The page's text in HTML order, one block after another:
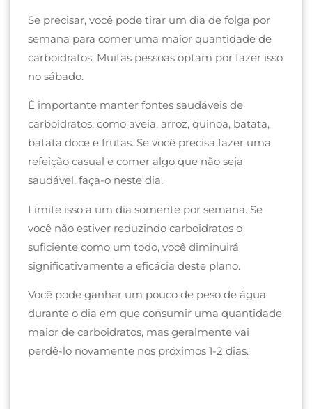
Se precisar, você pode tirar um dia de folga por
semana para comer uma maior quantidade de
carboidratos. Muitas pessoas optam por fazer isso
no sábado.
É importante manter fontes saudáveis ​​de
carboidratos, como aveia, arroz, quinoa, batata,
batata doce e frutas. Se você precisa fazer uma
refeição casual e comer algo que não seja
saudável, faça-o neste dia.
Limite isso a um dia somente por semana. Se
você não estiver reduzindo carboidratos o
suficiente como um todo, você diminuirá
significativamente a eficácia deste plano.
Você pode ganhar um pouco de peso de água
durante o dia em que consumir uma quantidade
maior de carboidratos, mas geralmente vai
perdê-lo novamente nos próximos 1-2 dias.